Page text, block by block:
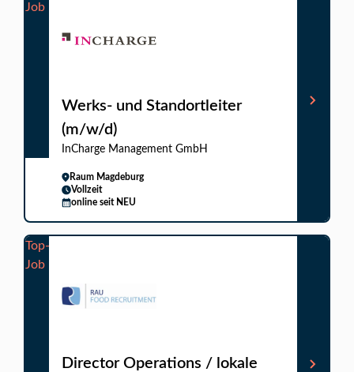
Job
Werks- und Standortleiter
(m/w/d)
InCharge Management GmbH
Raum Magdeburg
Vollzeit
online seit NEU
Top-
Job
Director Operations / lokale